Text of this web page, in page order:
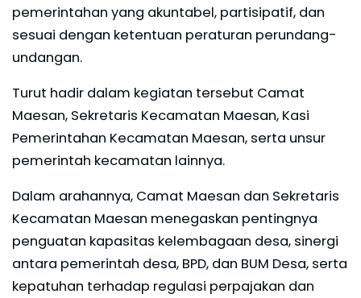
pemerintahan yang akuntabel, partisipatif, dan
sesuai dengan ketentuan peraturan perundang-
undangan.
Turut hadir dalam kegiatan tersebut Camat
Maesan, Sekretaris Kecamatan Maesan, Kasi
Pemerintahan Kecamatan Maesan, serta unsur
pemerintah kecamatan lainnya.
Dalam arahannya, Camat Maesan dan Sekretaris
Kecamatan Maesan menegaskan pentingnya
penguatan kapasitas kelembagaan desa, sinergi
antara pemerintah desa, BPD, dan BUM Desa, serta
kepatuhan terhadap regulasi perpajakan dan